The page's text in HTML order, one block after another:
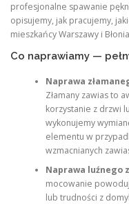
profesjonalne spawanie
opisujemy, jak pracujemy,
mieszkańcy Warszawy i
Co naprawiamy —
Naprawa
Złamany zawias to
korzystanie z drzwi
wykonujemy
elementu w
wzmacnianych
Naprawa luźnego
mocowanie
lub trudności z